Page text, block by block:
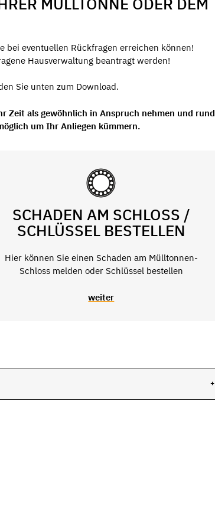
bei eventuellen Rückfragen erreichen können!
Hausverwaltung beantragt werden!
Sie unten zum Download.
Zeit als gewöhnlich in Anspruch nehmen und rund
um Ihr Anliegen kümmern.
SCHADEN AM SCHLOSS /
SCHLÜSSEL BESTELLEN
Hier können Sie einen Schaden am Mülltonnen-
Schloss melden oder Schlüssel bestellen
weiter